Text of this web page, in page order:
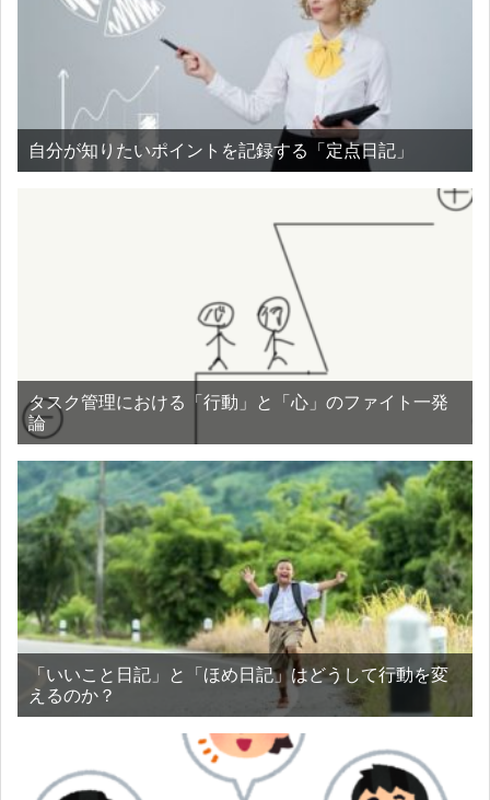
自分が知りたいポイントを記録する「定点日記」
タスク管理における「行動」と「心」のファイト一発
論
「いいこと日記」と「ほめ日記」はどうして行動を変
えるのか？